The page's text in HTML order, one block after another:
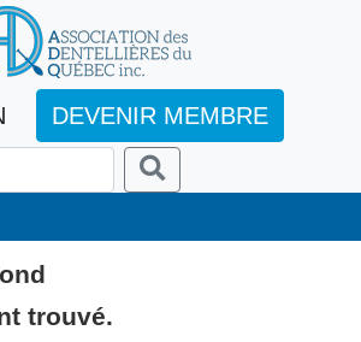
DEVENIR MEMBRE
trouvé.